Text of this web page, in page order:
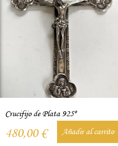
Crucifijo de Plata 925º
480,00 € Añadir al carrito